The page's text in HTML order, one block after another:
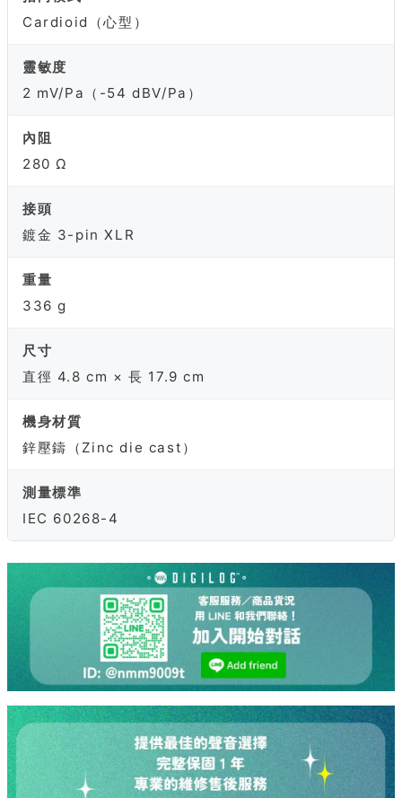
Cardioid（心型）
靈敏度
2 mV/Pa（-54 dBV/Pa）
內阻
280 Ω
接頭
鍍金 3-pin XLR
重量
336 g
尺寸
直徑 4.8 cm × 長 17.9 cm
機身材質
鋅壓鑄（Zinc die cast）
測量標準
IEC 60268-4